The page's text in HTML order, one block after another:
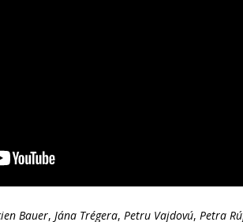
Bauer,Jána Trégera,Petru Vajdovú,Petra